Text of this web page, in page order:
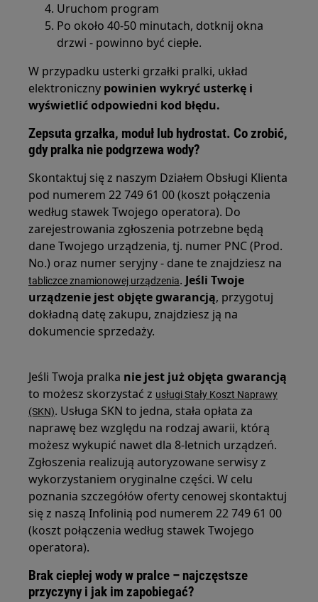
Uruchom program
Po około 40-50 minutach, dotknij okna
drzwi - powinno być ciepłe.
W przypadku usterki grzałki pralki, układ
elektroniczny powinien wykryć usterkę i
wyświetlić odpowiedni kod błędu.
Zepsuta grzałka, moduł lub hydrostat. Co zrobić,
gdy pralka nie podgrzewa wody?
Skontaktuj się z naszym Działem Obsługi Klienta
pod numerem 22 749 61 00 (koszt połączenia
według stawek Twojego operatora). Do
zarejestrowania zgłoszenia potrzebne będą
dane Twojego urządzenia, tj. numer PNC (Prod.
No.) oraz numer seryjny - dane te znajdziesz na
tabliczce znamionowej urządzenia. Jeśli Twoje
urządzenie jest objęte gwarancją, przygotuj
dokładną datę zakupu, znajdziesz ją na
dokumencie sprzedaży.
Jeśli Twoja pralka nie jest już objęta gwarancją
to możesz skorzystać z usługi Stały Koszt Naprawy
(SKN). Usługa SKN to jedna, stała opłata za
naprawę bez względu na rodzaj awarii, którą
możesz wykupić nawet dla 8-letnich urządzeń.
Zgłoszenia realizują autoryzowane serwisy z
wykorzystaniem oryginalne części. W celu
poznania szczegółów oferty cenowej skontaktuj
się z naszą Infolinią pod numerem 22 749 61 00
(koszt połączenia według stawek Twojego
operatora).
Brak ciepłej wody w pralce – najczęstsze
przyczyny i jak im zapobiegać?